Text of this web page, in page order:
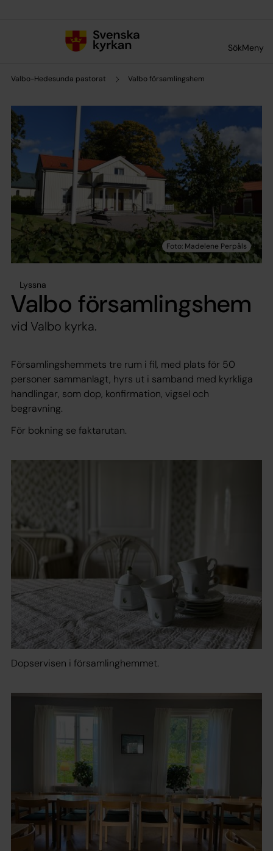
SökMeny
Valbo-Hedesunda pastorat Valbo församlingshem
Lyssna
Valbo församlingshem
vid Valbo kyrka.
Församlingshemmets tre rum i fil, med plats för 50
personer sammanlagt, hyrs ut i samband med kyrkliga
handlingar, som dop, konfirmation, vigsel och
begravning.
För bokning se faktarutan.
Dopservisen i församlinghemmet.